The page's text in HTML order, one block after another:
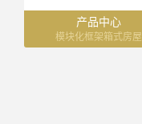
产品中心
模块化框架箱式房屋